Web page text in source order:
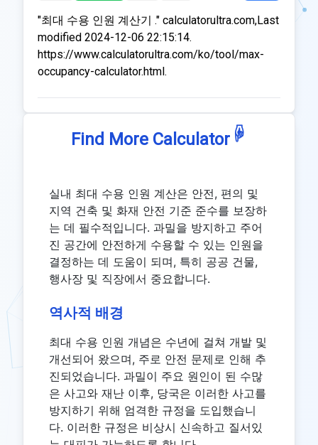
"최대 수용 인원 계산기 ." calculatorultra.com,Last
modified 2024-12-06 22:15:14.
https://www.calculatorultra.com/ko/tool/max-
occupancy-calculator.html.
Find More Calculator ☟
실내 최대 수용 인원 계산은 안전, 편의 및
지역 건축 및 화재 안전 기준 준수를 보장하
는 데 필수적입니다. 과밀을 방지하고 주어
진 공간에 안전하게 수용할 수 있는 인원을
결정하는 데 도움이 되며, 특히 공공 건물,
행사장 및 직장에서 중요합니다.
역사적 배경
최대 수용 인원 개념은 수년에 걸쳐 개발 및
개선되어 왔으며, 주로 안전 문제로 인해 추
진되었습니다. 과밀이 주요 원인이 된 수많
은 사고와 재난 이후, 당국은 이러한 사고를
방지하기 위해 엄격한 규정을 도입했습니
다. 이러한 규정은 비상시 신속하고 질서있